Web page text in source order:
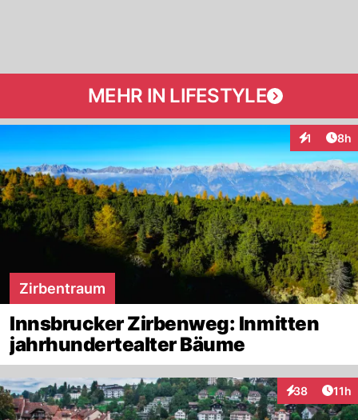
MEHR IN LIFESTYLE
1 8h
Zirbentraum
Innsbrucker Zirbenweg: Inmitten
jahrhundertealter Bäume
38
Interaktionen
11h